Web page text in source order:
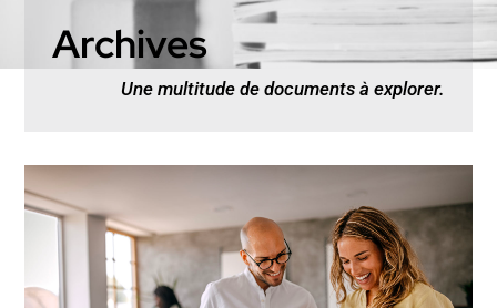
Archives
Une multitude de documents à explorer.